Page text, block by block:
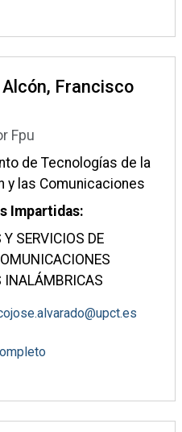
Francisco
Fpu
de Tecnologías de la
y las Comunicaciones
Impartidas:
Y SERVICIOS DE
INALÁMBRICAS